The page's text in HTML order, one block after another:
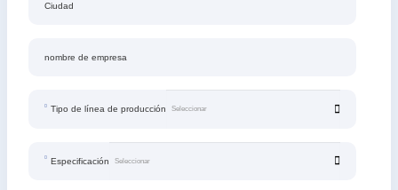
Ciudad
nombre de empresa
Tipo de línea de producción
Especificación